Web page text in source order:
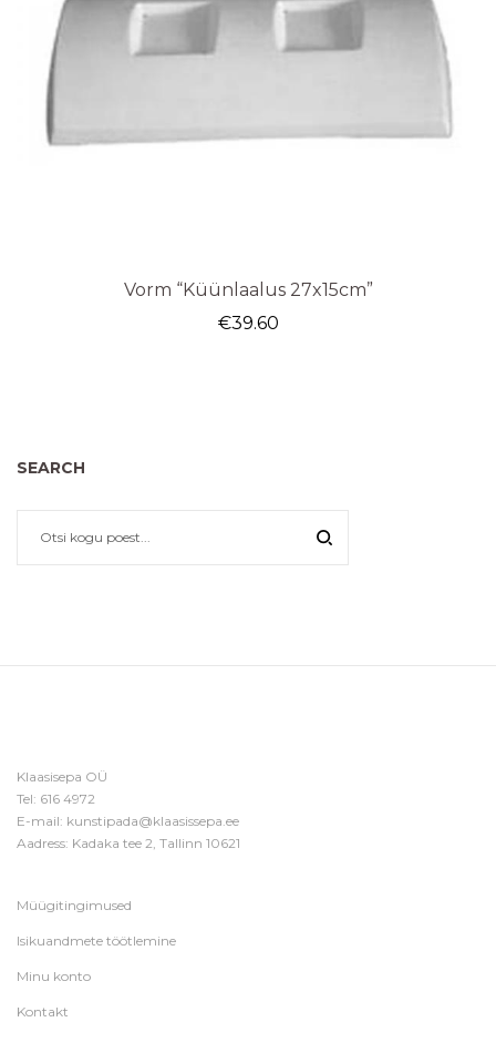
Vorm “Küünlaalus 27x15cm”
€39.60
SEARCH
Klaasisepa OÜ
Tel: 616 4972
E-mail: kunstipada@klaasissepa.ee
Aadress: Kadaka tee 2, Tallinn 10621
Müügitingimused
Isikuandmete töötlemine
Minu konto
Kontakt